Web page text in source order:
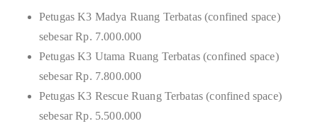
Petugas K3 Madya Ruang Terbatas (confined space)
sebesar Rp. 7.000.000
Petugas K3 Utama Ruang Terbatas (confined space)
sebesar Rp. 7.800.000
Petugas K3 Rescue Ruang Terbatas (confined space)
sebesar Rp. 5.500.000